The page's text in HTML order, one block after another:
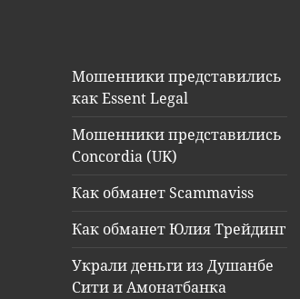
Мошенники представились
как Essent Legal
Мошенники представились
Concordia (UK)
Как обманет Scammaviss
Как обманет Юлия Трейдинг
Украли деньги из Душанбе
Сити и Амонатбанка